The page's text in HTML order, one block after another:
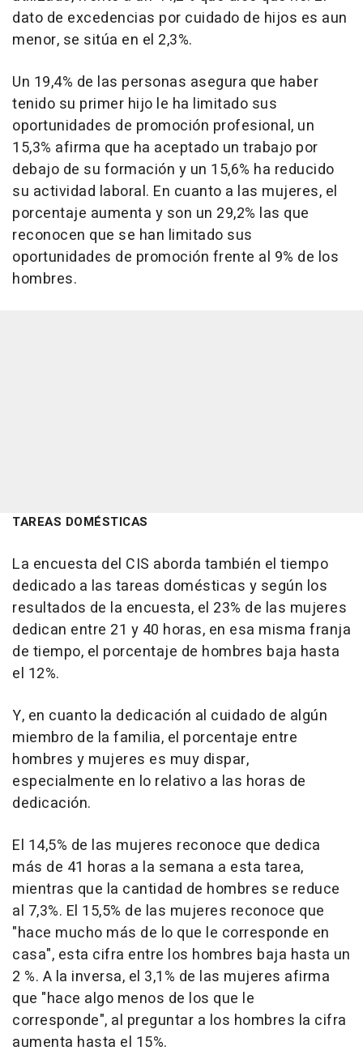
dato de excedencias por cuidado de hijos es aun
menor, se sitúa en el 2,3%.
Un 19,4% de las personas asegura que haber
tenido su primer hijo le ha limitado sus
oportunidades de promoción profesional, un
15,3% afirma que ha aceptado un trabajo por
debajo de su formación y un 15,6% ha reducido
su actividad laboral. En cuanto a las mujeres, el
porcentaje aumenta y son un 29,2% las que
reconocen que se han limitado sus
oportunidades de promoción frente al 9% de los
hombres.
TAREAS DOMÉSTICAS
La encuesta del CIS aborda también el tiempo
dedicado a las tareas domésticas y según los
resultados de la encuesta, el 23% de las mujeres
dedican entre 21 y 40 horas, en esa misma franja
de tiempo, el porcentaje de hombres baja hasta
el 12%.
Y, en cuanto la dedicación al cuidado de algún
miembro de la familia, el porcentaje entre
hombres y mujeres es muy dispar,
especialmente en lo relativo a las horas de
dedicación.
El 14,5% de las mujeres reconoce que dedica
más de 41 horas a la semana a esta tarea,
mientras que la cantidad de hombres se reduce
al 7,3%. El 15,5% de las mujeres reconoce que
"hace mucho más de lo que le corresponde en
casa", esta cifra entre los hombres baja hasta un
2 %. A la inversa, el 3,1% de las mujeres afirma
que "hace algo menos de los que le
corresponde", al preguntar a los hombres la cifra
aumenta hasta el 15%.